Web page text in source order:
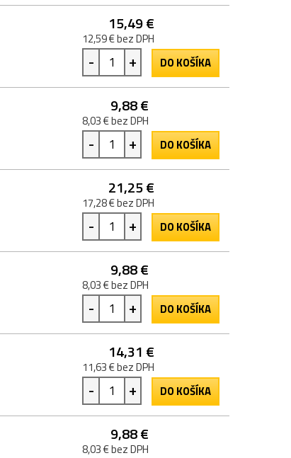
15,49 €
12,59 € bez DPH
- + DO KOŠÍKA
9,88 €
8,03 € bez DPH
- + DO KOŠÍKA
21,25 €
17,28 € bez DPH
- + DO KOŠÍKA
9,88 €
8,03 € bez DPH
- + DO KOŠÍKA
14,31 €
11,63 € bez DPH
- + DO KOŠÍKA
9,88 €
8,03 € bez DPH